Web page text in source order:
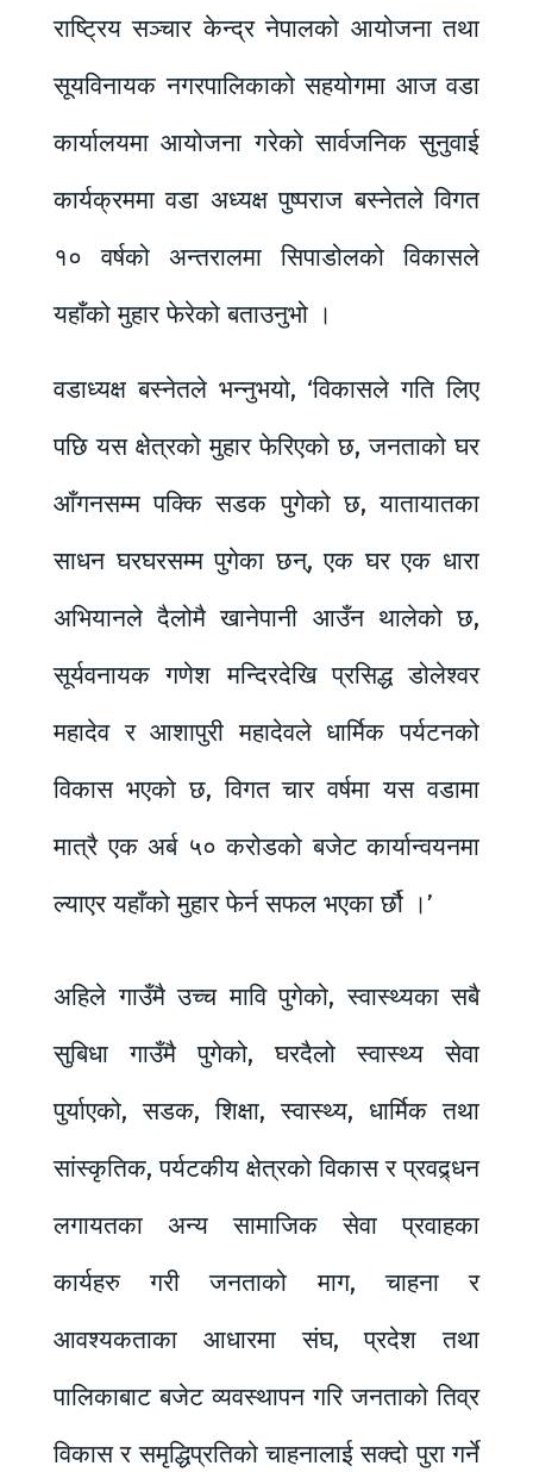
राष्ट्रिय सञ्चार केन्द्र नेपालको आयोजना तथा
सूयविनायक नगरपालिकाको सहयोगमा आज वडा
कार्यालयमा आयोजना गरेको सार्वजनिक सुनुवाई
कार्यक्रममा वडा अध्यक्ष पुष्पराज बस्नेतले विगत
१० वर्षको अन्तरालमा सिपाडोलको विकासले
यहाँको मुहार फेरेको बताउनुभो ।
वडाध्यक्ष बस्नेतले भन्नुभयो, ‘विकासले गति लिए
पछि यस क्षेत्रको मुहार फेरिएको छ, जनताको घर
आँगनसम्म पक्कि सडक पुगेको छ, यातायातका
साधन घरघरसम्म पुगेका छन्, एक घर एक धारा
अभियानले दैलोमै खानेपानी आउँन थालेको छ,
सूर्यवनायक गणेश मन्दिरदेखि प्रसिद्ध डोलेश्वर
महादेव र आशापुरी महादेवले धार्मिक पर्यटनको
विकास भएको छ, विगत चार वर्षमा यस वडामा
मात्रै एक अर्ब ५० करोडको बजेट कार्यान्वयनमा
ल्याएर यहाँको मुहार फेर्न सफल भएका र्छौ ।’
अहिले गाउँमै उच्च मावि पुगेको, स्वास्थ्यका सबै
सुबिधा गाउँमै पुगेको, घरदैलो स्वास्थ्य सेवा
पुर्याएको, सडक, शिक्षा, स्वास्थ्य, धार्मिक तथा
सांस्कृतिक, पर्यटकीय क्षेत्रको विकास र प्रवद्र्धन
लगायतका अन्य सामाजिक सेवा प्रवाहका
कार्यहरु गरी जनताको माग, चाहना र
आवश्यकताका आधारमा संघ, प्रदेश तथा
पालिकाबाट बजेट व्यवस्थापन गरि जनताको तिव्र
विकास र समृद्धिप्रतिको चाहनालाई सक्दो पुरा गर्ने